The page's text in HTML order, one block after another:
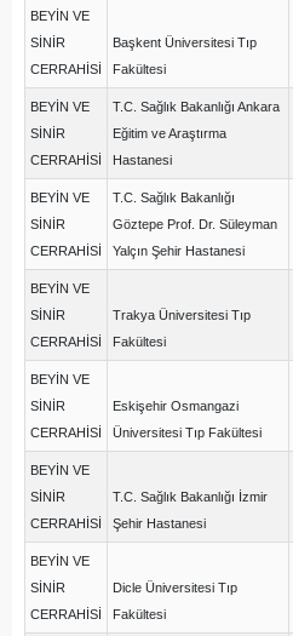
BEYİN VE
SİNİR
CERRAHİSİ
Başkent Üniversitesi Tıp
Fakültesi
BEYİN VE
SİNİR
CERRAHİSİ
T.C. Sağlık Bakanlığı Ankara
Eğitim ve Araştırma
Hastanesi
BEYİN VE
SİNİR
CERRAHİSİ
T.C. Sağlık Bakanlığı
Göztepe Prof. Dr. Süleyman
Yalçın Şehir Hastanesi
BEYİN VE
SİNİR
CERRAHİSİ
Trakya Üniversitesi Tıp
Fakültesi
BEYİN VE
SİNİR
CERRAHİSİ
Eskişehir Osmangazi
Üniversitesi Tıp Fakültesi
BEYİN VE
SİNİR
CERRAHİSİ
T.C. Sağlık Bakanlığı İzmir
Şehir Hastanesi
BEYİN VE
SİNİR
CERRAHİSİ
Dicle Üniversitesi Tıp
Fakültesi